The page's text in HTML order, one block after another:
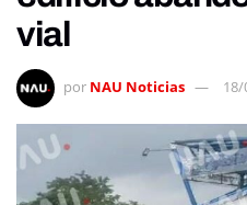
vial
por NAU Noticias